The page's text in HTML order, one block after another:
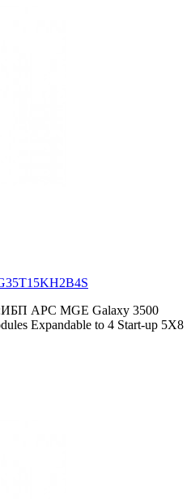
APC MGE Galaxy 3500
Expandable to 4 Start-up 5X8